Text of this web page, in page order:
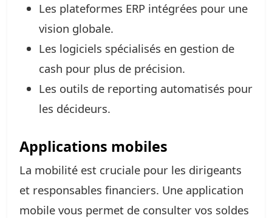
Les plateformes ERP intégrées pour une
vision globale.
Les logiciels spécialisés en gestion de
cash pour plus de précision.
Les outils de reporting automatisés pour
les décideurs.
Applications mobiles
La mobilité est cruciale pour les dirigeants
et responsables financiers. Une application
mobile vous permet de consulter vos soldes